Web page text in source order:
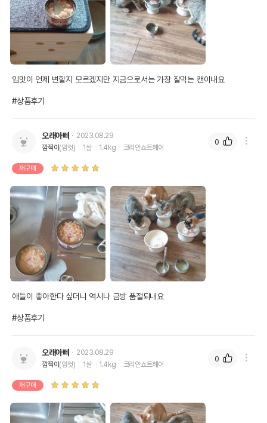
입맛이 언제 변할지 모르겠지만 지금으로서는 가장 잘먹는 캔이내요
#상품후기
오래아빠
2023.08.29
깜찍이 (암컷) 1살 1.4kg 코리안쇼트헤어
재구매
애들이 좋아한다 싶더니 역시나 금방 품절되내요
#상품후기
0
오래아빠
2023.08.29
깜찍이 (암컷) 1살 1.4kg 코리안쇼트헤어
재구매
0